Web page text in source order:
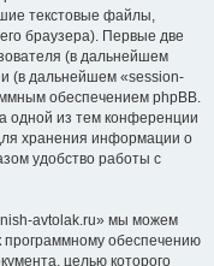
текстовые файлы,
браузера). Первые две
(в дальнейшем
(в дальнейшем «session-
обеспечением phpBB.
одной из тем конференции
хранения информации о
удобство работы с
avtolak.ru» мы можем
обеспечению
целью которого